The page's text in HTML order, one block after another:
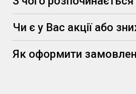
Чи є у Вас акції або
Як оформити